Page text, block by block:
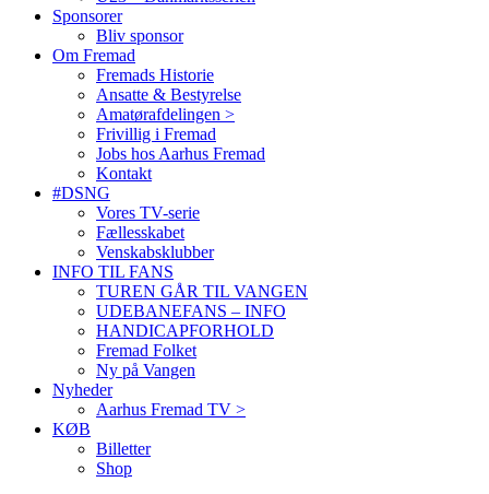
Sponsorer
Bliv sponsor
Om Fremad
Fremads Historie
Ansatte & Bestyrelse
Amatørafdelingen >
Frivillig i Fremad
Jobs hos Aarhus Fremad
Kontakt
#DSNG
Vores TV-serie
Fællesskabet
Venskabsklubber
INFO TIL FANS
TUREN GÅR TIL VANGEN
UDEBANEFANS – INFO
HANDICAPFORHOLD
Fremad Folket
Ny på Vangen
Nyheder
Aarhus Fremad TV >
KØB
Billetter
Shop